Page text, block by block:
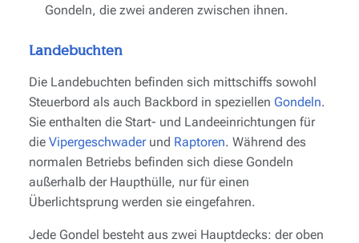
Gondeln, die zwei anderen zwischen ihnen.
Landebuchten
Die Landebuchten befinden sich mittschiffs sowohl
Steuerbord als auch Backbord in speziellen Gondeln.
Sie enthalten die Start- und Landeeinrichtungen für
die Vipergeschwaderund Raptoren. Während des
normalen Betriebs befinden sich diese Gondeln
außerhalb der Haupthülle, nur für einen
Überlichtsprung werden sie eingefahren.
Jede Gondel besteht aus zwei Hauptdecks: der oben